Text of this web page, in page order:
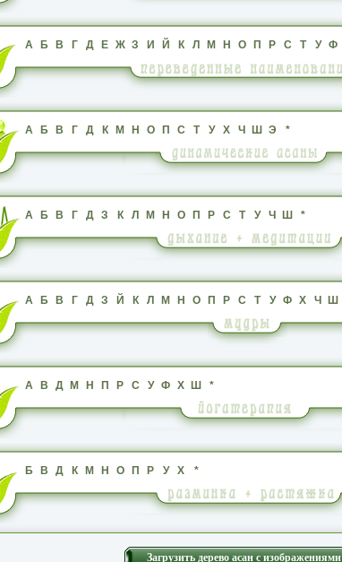
А Б В Г Д Е Ж З И Й К Л М Н О П Р С Т У Ф
А Б В Г Д К М Н О П С Т У Х Ч Ш Э *
А Б В Г Д З К Л М Н О П Р С Т У Ч Ш *
А Б В Г Д З Й К Л М Н О П Р С Т У Ф Х Ч Ш
А В Д М Н П Р С У Ф Х Ш *
Б В Д К М Н О П Р У Х *
Загрузить дерево асан с изображениями